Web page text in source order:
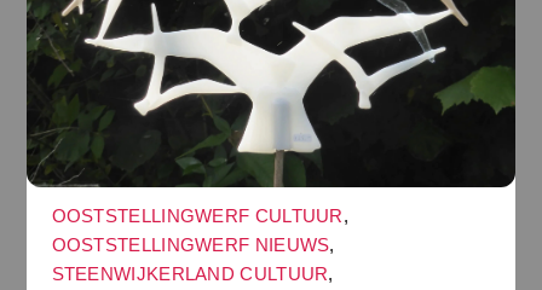
OOSTSTELLINGWERF CULTUUR,
OOSTSTELLINGWERF NIEUWS,
STEENWIJKERLAND CULTUUR,